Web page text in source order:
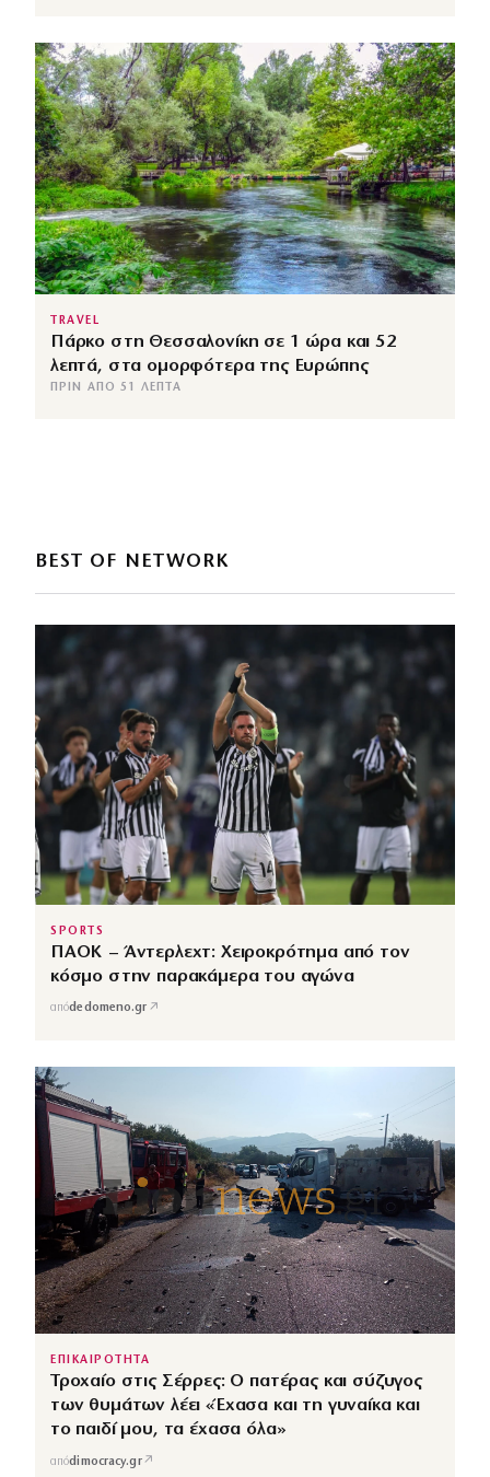
TRAVEL
Πάρκο στη Θεσσαλονίκη σε 1 ώρα και 52
λεπτά, στα ομορφότερα της Ευρώπης
ΠΡΙΝ ΑΠΌ 51 ΛΕΠΤΆ
BEST OF NETWORK
SPORTS
ΠΑΟΚ – Άντερλεχτ: Χειροκρότημα από τον
κόσμο στην παρακάμερα του αγώνα
απόdedomeno.gr ↗
ΕΠΙΚΑΙΡΟΤΗΤΑ
Τροχαίο στις Σέρρες: Ο πατέρας και σύζυγος
των θυμάτων λέει «Έχασα και τη γυναίκα και
το παιδί μου, τα έχασα όλα»
απόdimocracy.gr↗